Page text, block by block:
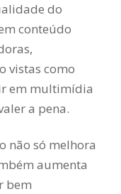
do
conteúdo
vistas como
em multimídia
a pena.
não só melhora
aumenta
bem